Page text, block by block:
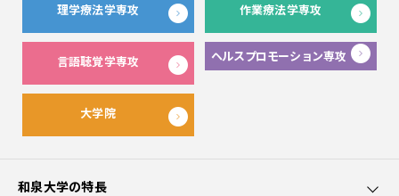
理学療法学専攻 作業療法学専攻
言語聴覚学専攻 ヘルスプロモーション専攻
大学院
和泉大学の特長